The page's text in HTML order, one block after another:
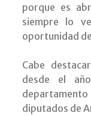
porque es
siempre lo
oportunidad
Cabe
desde el
diputados de